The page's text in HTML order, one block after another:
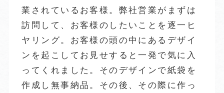
業されているお客様。弊社営業がまずは
訪問して、お客様のしたいことを逐一ヒ
ヤリング。お客様の頭の中にあるデザイ
ンを起こしてお見せすると一発で気に入
ってくれました。そのデザインで紙袋を
作成し無事納品。その後、その際に作っ